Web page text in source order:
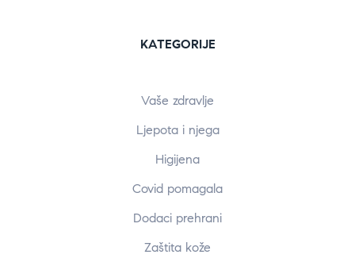
KATEGORIJE
Vaše zdravlje
Ljepota i njega
Higijena
Covid pomagala
Dodaci prehrani
Zaštita kože